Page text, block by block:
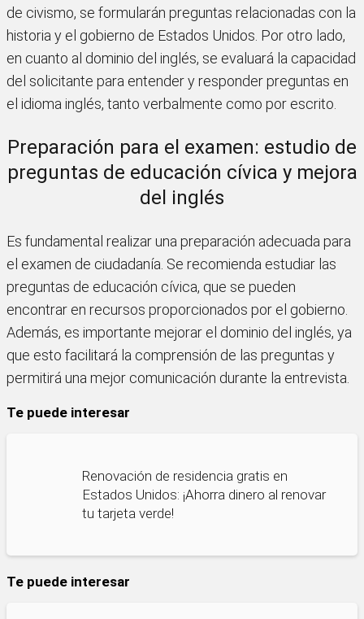
de civismo, se formularán preguntas relacionadas con la
historia y el gobierno de Estados Unidos. Por otro lado,
en cuanto al dominio del inglés, se evaluará la capacidad
del solicitante para entender y responder preguntas en
el idioma inglés, tanto verbalmente como por escrito.
Preparación para el examen: estudio de
preguntas de educación cívica y mejora
del inglés
Es fundamental realizar una preparación adecuada para
el examen de ciudadanía. Se recomienda estudiar las
preguntas de educación cívica, que se pueden
encontrar en recursos proporcionados por el gobierno.
Además, es importante mejorar el dominio del inglés, ya
que esto facilitará la comprensión de las preguntas y
permitirá una mejor comunicación durante la entrevista.
Te puede interesar
Renovación de residencia gratis en
Estados Unidos: ¡Ahorra dinero al renovar
tu tarjeta verde!
Te puede interesar